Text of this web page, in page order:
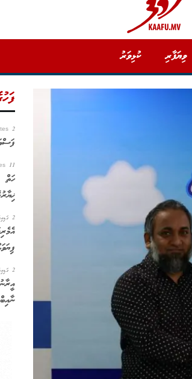
ވިޔަފާރި ކުޅިވަރު
2 minutes ކުރިން
11 minutes ކުރިން
ހަތް
2 ގަޑިއިރު ކުރިން
2 ގަޑިއިރު ކުރިން